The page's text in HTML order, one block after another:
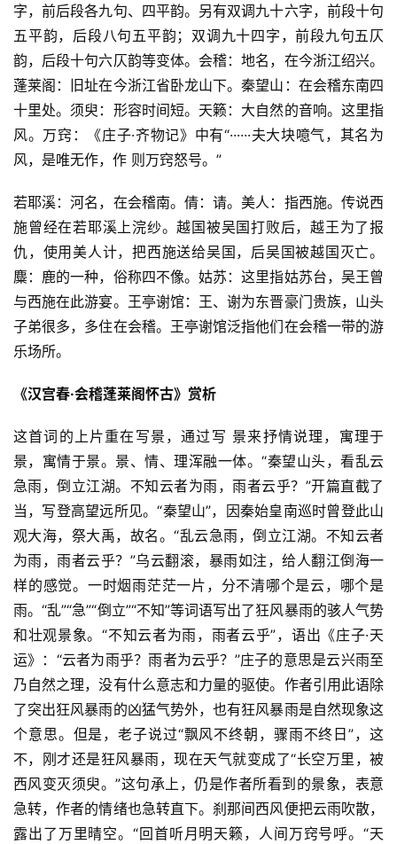
字，前后段各九句、四平韵。另有双调九十六字，前段十句
五平韵，后段八句五平韵；双调九十四字，前段九句五仄
韵，后段十句六仄韵等变体。会稽：地名，在今浙江绍兴。
蓬莱阁：旧址在今浙江省卧龙山下。秦望山：在会稽东南四
十里处。须臾：形容时间短。天籁：大自然的音响。这里指
风。万窍：《庄子·齐物记》中有“······夫大块噫气，其名为
风，是唯无作，作 则万窍怒号。”
若耶溪：河名，在会稽南。倩：请。美人：指西施。传说西
施曾经在若耶溪上浣纱。越国被吴国打败后，越王为了报
仇，使用美人计，把西施送给吴国，后吴国被越国灭亡。
麋：鹿的一种，俗称四不像。姑苏：这里指姑苏台，吴王曾
与西施在此游宴。王亭谢馆：王、谢为东晋豪门贵族，山头
子弟很多，多住在会稽。王亭谢馆泛指他们在会稽一带的游
乐场所。
《汉宫春·会稽蓬莱阁怀古》赏析
这首词的上片重在写景，通过写 景来抒情说理，寓理于
景，寓情于景。景、情、理浑融一体。“秦望山头，看乱云
急雨，倒立江湖。不知云者为雨，雨者云乎？”开篇直截了
当，写登高望远所见。“秦望山”，因秦始皇南巡时曾登此山
观大海，祭大禹，故名。“乱云急雨，倒立江湖。不知云者
为雨，雨者云乎？”乌云翻滚，暴雨如注，给人翻江倒海一
样的感觉。一时烟雨茫茫一片，分不清哪个是云，哪个是
雨。“乱”“急”“倒立”“不知”等词语写出了狂风暴雨的骇人气势
和壮观景象。“不知云者为雨，雨者云乎”，语出《庄子·天
运》：“云者为雨乎？雨者为云乎？”庄子的意思是云兴雨至
乃自然之理，没有什么意志和力量的驱使。作者引用此语除
了突出狂风暴雨的凶猛气势外，也有狂风暴雨是自然现象这
个意思。但是，老子说过“飘风不终朝，骤雨不终日”，这
不，刚才还是狂风暴雨，现在天气就变成了“长空万里，被
西风变灭须臾。”这句承上，仍是作者所看到的景象，表意
急转，作者的情绪也急转直下。刹那间西风便把云雨吹散，
露出了万里晴空。“回首听月明天籁，人间万窍号呼。“天